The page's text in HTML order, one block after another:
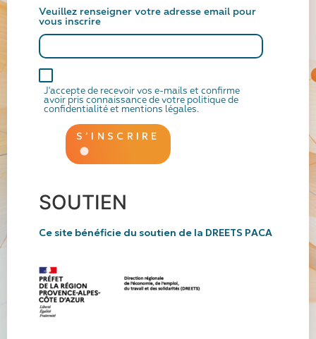
Veuillez renseigner votre adresse email pour
vous inscrire
J'accepte de recevoir vos e-mails et confirme
avoir pris connaissance de votre politique de
confidentialité et mentions légales.
S’INSCRIRE
SOUTIEN
Ce site bénéficie du soutien de la DREETS PACA